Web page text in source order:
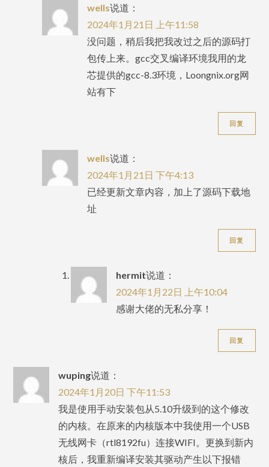
wells说道：
2024年1月21日 上午11:58
没问题，稍后我把我改过之后的源码打
包传上来。gcc交叉编译环境我用的龙
芯提供的gcc-8.3环境，Loongnix.org网
站有下
回复
wells说道：
2024年1月21日 下午4:13
已经更新文章内容，加上了源码下载地
址
回复
hermit说道：
2024年1月22日 上午10:04
感谢大佬的无私分享！
回复
wuping说道：
2024年1月20日 下午11:53
我是使用手动安装包从5.10升级到的这个修改
的内核。在原来的内核版本中我使用一个USB
无线网卡（rtl8192fu）连接WIFI。更换到新内
核后，我重新编译安装其驱动产生以下报错